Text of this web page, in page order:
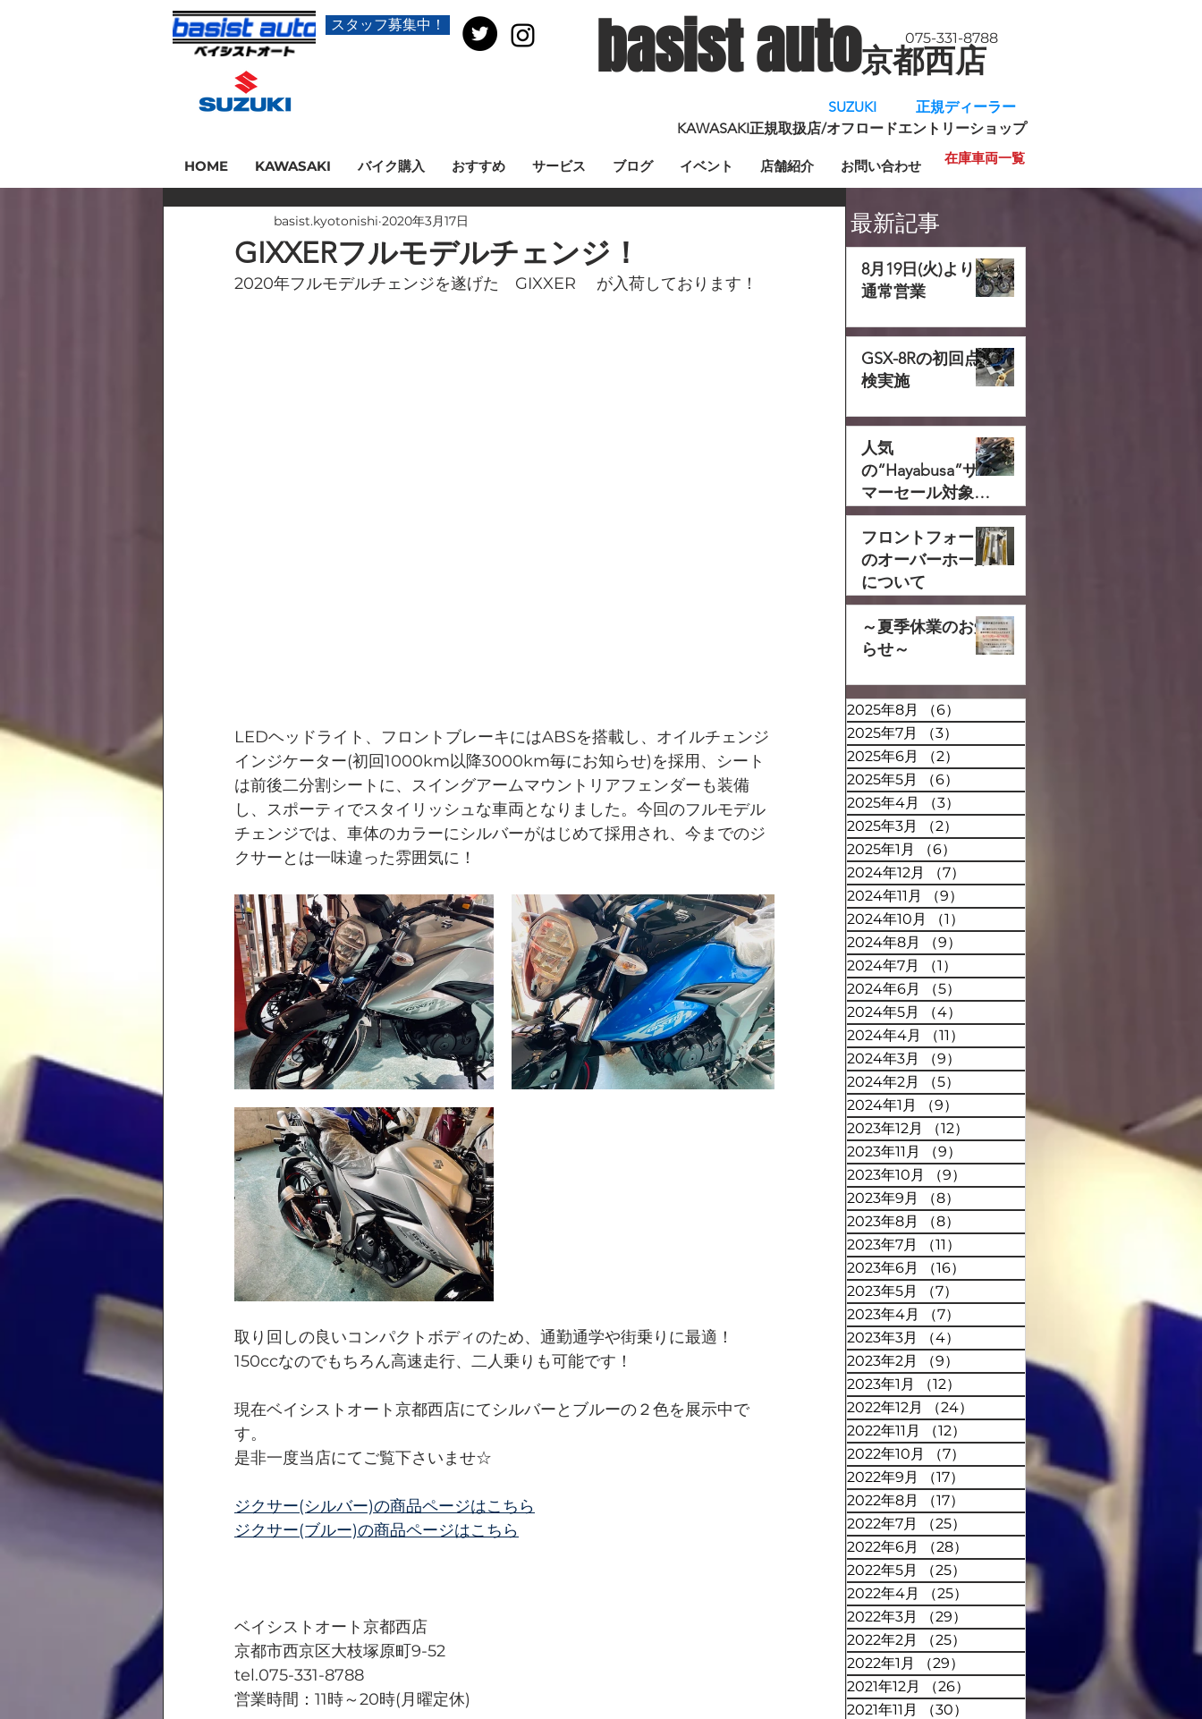
スタッフ募集中！ basist auto京都西店
075-331-8788
SUZUKI 正規ディーラー
KAWASAKI正規取扱店/オフロードエントリーショップ
HOME KAWASAKI バイク購入 おすすめ サービス ブログ イベント 店舗紹介 お問い合わせ 在庫車両一覧
最新記事
8月19日(火)より
通常営業
GSX-8Rの初回点
検実施
人気
の“Hayabusa”サ
マーセール対象で
す‼
フロントフォーク
のオーバーホール
について
～夏季休業のお知
らせ～
2025年8月 （6）
2025年7月
（3）
2025年6月
（2）
2025年5月
（6）
2025年4月
（3）
2025年3月
（2）
2025年1月
（6）
2024年12月
（7）
2024年11月
（9）
2024年10月
（1）
2024年8月
（9）
2024年7月
（1）
2024年6月
（5）
2024年5月
（4）
2024年4月
（11）
2024年3月
（9）
2024年2月
（5）
2024年1月
（9）
2023年12月
（12）
2023年11月
（9）
2023年10月
（9）
2023年9月
（8）
2023年8月
（8）
2023年7月
（11）
2023年6月
（16）
2023年5月
（7）
2023年4月
（7）
2023年3月
（4）
2023年2月
（9）
2023年1月
（12）
2022年12月
（24）
2022年11月
（12）
12件の記事
2022年10月
（7）
7件の記事
2022年9月
（17）
17件の記事
2022年8月
（17）
17件の記事
2022年7月
（25）
2022年6月
（28）
2022年5月
（25）
25件の記事
2022年4月
（25）
25件の記事
2022年3月
（29）
29件の記事
2022年2月
（25）
2022年1月
（29）
2021年12月
（26）
26件の記事
2021年11月
（30）
30件の記事
GIXXERフルモデルチェンジ！
basist.kyotonishi 2020年3月17日
2020年フルモデルチェンジを遂げた　GIXXER 　が入荷しております！
LEDヘッドライト、フロントブレーキにはABSを搭載し、オイルチェンジ
インジケーター(初回1000km以降3000km毎にお知らせ)を採用、シート
は前後二分割シートに、スイングアームマウントリアフェンダーも装備
し、スポーティでスタイリッシュな車両となりました。今回のフルモデル
チェンジでは、車体のカラーにシルバーがはじめて採用され、今までのジ
クサーとは一味違った雰囲気に！
取り回しの良いコンパクトボディのため、通勤通学や街乗りに最適！
150ccなのでもちろん高速走行、二人乗りも可能です！
現在ベイシストオート京都西店にてシルバーとブルーの２色を展示中で
す。
是非一度当店にてご覧下さいませ☆
ジクサー(シルバー)の商品ページはこちら
ジクサー(ブルー)の商品ページはこちら
ベイシストオート京都西店
京都市西京区大枝塚原町9-52
tel.075-331-8788
営業時間：11時～20時(月曜定休)